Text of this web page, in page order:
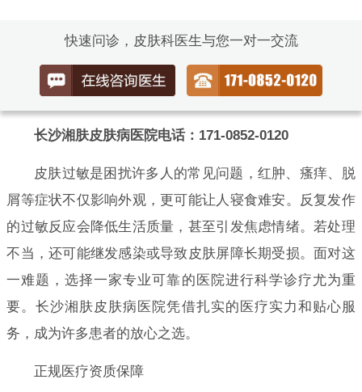
快速问诊，皮肤科医生与您一对一交流
长沙湘肤皮肤病医院电话：171-0852-0120
皮肤过敏是困扰许多人的常见问题，红肿、瘙痒、脱
屑等症状不仅影响外观，更可能让人寝食难安。反复发作
的过敏反应会降低生活质量，甚至引发焦虑情绪。若处理
不当，还可能继发感染或导致皮肤屏障长期受损。面对这
一难题，选择一家专业可靠的医院进行科学诊疗尤为重
要。长沙湘肤皮肤病医院凭借扎实的医疗实力和贴心服
务，成为许多患者的放心之选。
正规医疗资质保障